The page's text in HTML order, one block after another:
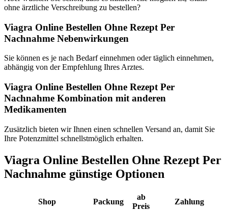
ohne ärztliche Verschreibung zu bestellen?
Viagra Online Bestellen Ohne Rezept Per
Nachnahme Nebenwirkungen
Sie können es je nach Bedarf einnehmen oder täglich einnehmen,
abhängig von der Empfehlung Ihres Arztes.
Viagra Online Bestellen Ohne Rezept Per
Nachnahme Kombination mit anderen
Medikamenten
Zusätzlich bieten wir Ihnen einen schnellen Versand an, damit Sie
Ihre Potenzmittel schnellstmöglich erhalten.
Viagra Online Bestellen Ohne Rezept Per
Nachnahme günstige Optionen
Shop Packung
ab
Preis
Zahlung